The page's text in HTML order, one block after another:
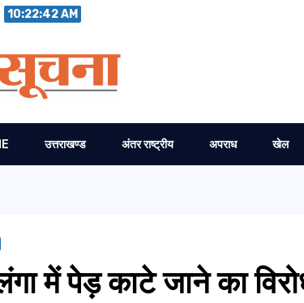
10:22:43 AM
उत्तराखण्ड अंतर राष्ट्रीय अपराध खेल
में पेड़ काटे जाने का